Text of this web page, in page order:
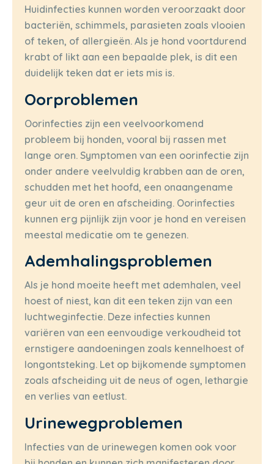
Huidinfecties kunnen worden veroorzaakt door
bacteriën, schimmels, parasieten zoals vlooien
of teken, of allergieën. Als je hond voortdurend
krabt of likt aan een bepaalde plek, is dit een
duidelijk teken dat er iets mis is.
Oorproblemen
Oorinfecties zijn een veelvoorkomend
probleem bij honden, vooral bij rassen met
lange oren. Symptomen van een oorinfectie zijn
onder andere veelvuldig krabben aan de oren,
schudden met het hoofd, een onaangename
geur uit de oren en afscheiding. Oorinfecties
kunnen erg pijnlijk zijn voor je hond en vereisen
meestal medicatie om te genezen.
Ademhalingsproblemen
Als je hond moeite heeft met ademhalen, veel
hoest of niest, kan dit een teken zijn van een
luchtweginfectie. Deze infecties kunnen
variëren van een eenvoudige verkoudheid tot
ernstigere aandoeningen zoals kennelhoest of
longontsteking. Let op bijkomende symptomen
zoals afscheiding uit de neus of ogen, lethargie
en verlies van eetlust.
Urinewegproblemen
Infecties van de urinewegen komen ook voor